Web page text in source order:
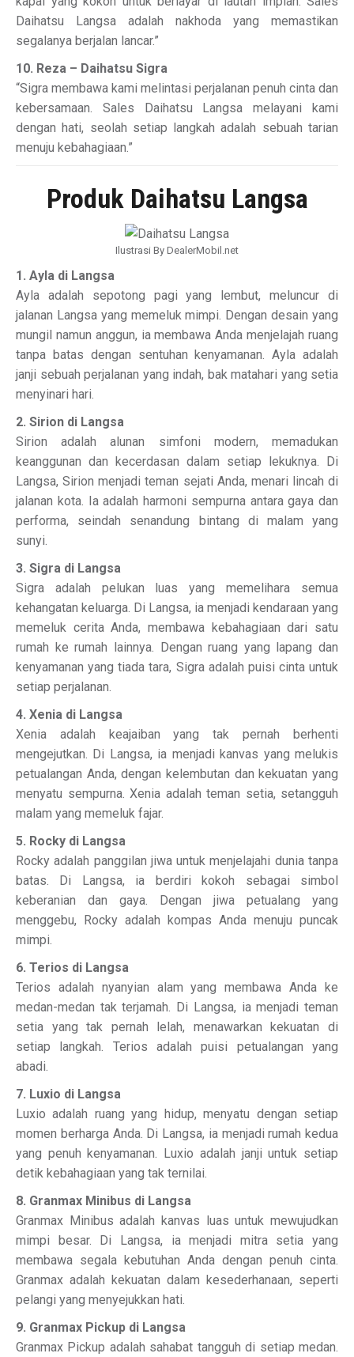
Daihatsu Langsa adalah nakhoda yang memastikan
segalanya berjalan lancar.”
10. Reza – Daihatsu Sigra
“Sigra membawa kami melintasi perjalanan penuh cinta dan
kebersamaan. Sales Daihatsu Langsa melayani kami
dengan hati, seolah setiap langkah adalah sebuah tarian
menuju kebahagiaan.”
Produk Daihatsu Langsa
Ilustrasi By DealerMobil.net
1. Ayla di Langsa
Ayla adalah sepotong pagi yang lembut, meluncur di
jalanan Langsa yang memeluk mimpi. Dengan desain yang
mungil namun anggun, ia membawa Anda menjelajah ruang
tanpa batas dengan sentuhan kenyamanan. Ayla adalah
janji sebuah perjalanan yang indah, bak matahari yang setia
menyinari hari.
2. Sirion di Langsa
Sirion adalah alunan simfoni modern, memadukan
keanggunan dan kecerdasan dalam setiap lekuknya. Di
Langsa, Sirion menjadi teman sejati Anda, menari lincah di
jalanan kota. Ia adalah harmoni sempurna antara gaya dan
performa, seindah senandung bintang di malam yang
sunyi.
3. Sigra di Langsa
Sigra adalah pelukan luas yang memelihara semua
kehangatan keluarga. Di Langsa, ia menjadi kendaraan yang
memeluk cerita Anda, membawa kebahagiaan dari satu
rumah ke rumah lainnya. Dengan ruang yang lapang dan
kenyamanan yang tiada tara, Sigra adalah puisi cinta untuk
setiap perjalanan.
4. Xenia di Langsa
Xenia adalah keajaiban yang tak pernah berhenti
mengejutkan. Di Langsa, ia menjadi kanvas yang melukis
petualangan Anda, dengan kelembutan dan kekuatan yang
menyatu sempurna. Xenia adalah teman setia, setangguh
malam yang memeluk fajar.
5. Rocky di Langsa
Rocky adalah panggilan jiwa untuk menjelajahi dunia tanpa
batas. Di Langsa, ia berdiri kokoh sebagai simbol
keberanian dan gaya. Dengan jiwa petualang yang
menggebu, Rocky adalah kompas Anda menuju puncak
mimpi.
6. Terios di Langsa
Terios adalah nyanyian alam yang membawa Anda ke
medan-medan tak terjamah. Di Langsa, ia menjadi teman
setia yang tak pernah lelah, menawarkan kekuatan di
setiap langkah. Terios adalah puisi petualangan yang
abadi.
7. Luxio di Langsa
Luxio adalah ruang yang hidup, menyatu dengan setiap
momen berharga Anda. Di Langsa, ia menjadi rumah kedua
yang penuh kenyamanan. Luxio adalah janji untuk setiap
detik kebahagiaan yang tak ternilai.
8. Granmax Minibus di Langsa
Granmax Minibus adalah kanvas luas untuk mewujudkan
mimpi besar. Di Langsa, ia menjadi mitra setia yang
membawa segala kebutuhan Anda dengan penuh cinta.
Granmax adalah kekuatan dalam kesederhanaan, seperti
pelangi yang menyejukkan hati.
9. Granmax Pickup di Langsa
Granmax Pickup adalah sahabat tangguh di setiap medan.